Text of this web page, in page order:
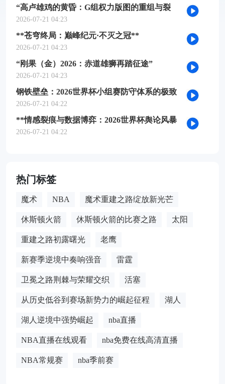
“高卢雄鸡的黄昏：G组权力版图的重组与裂
变”
2026-07-21 04:23
**苍穹终局：巅峰纪元·不灭之冠**
2026-07-21 04:23
“刚果（金）2026：赤道雄狮再踏征途”
2026-07-21 04:23
钢铁壁垒：2026世界杯小组赛防守体系的极致
博弈
2026-07-21 04:22
**情感裂痕与数据博弈：2026世界杯舆论风暴
的多维解构**
2026-07-21 04:22
热门标签
魔术 NBA 魔术重建之路绽放新光芒
休斯顿火箭 休斯顿火箭的比赛之路 太阳
重建之路初露曙光 老鹰
新赛季逆境中奏响强音 雷霆
卫冕之路荆棘与荣耀交织 活塞
从历史低谷到赛场新势力的崛起征程 湖人
湖人逆境中强势崛起 nba直播
NBA直播在线观看 nba免费在线高清直播
NBA常规赛 nba季前赛